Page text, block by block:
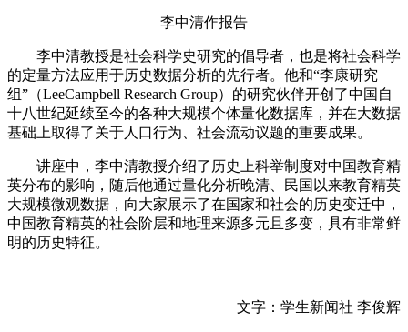
李中清作报告
李中清教授是社会科学史研究的倡导者，也是将社会科学
的定量方法应用于历史数据分析的先行者。他和“李康研究
组”（LeeCampbell Research Group）的研究伙伴开创了中国自
十八世纪延续至今的各种大规模个体量化数据库，并在大数据
基础上取得了关于人口行为、社会流动议题的重要成果。
讲座中，李中清教授介绍了历史上科举制度对中国教育精
英分布的影响，随后他通过量化分析晚清、民国以来教育精英
大规模微观数据，向大家展示了在国家和社会的历史变迁中，
中国教育精英的社会阶层和地理来源多元且多变，具有非常鲜
明的历史特征。
文字：学生新闻社 李俊辉